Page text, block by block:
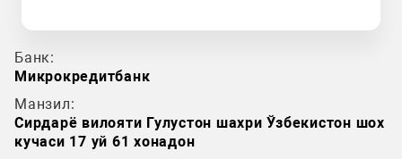
Банк:
Микрокредитбанк
Манзил:
Сирдарё вилояти Гулустон шахри Ўзбекистон шох
кучаси 17 уй 61 хонадон